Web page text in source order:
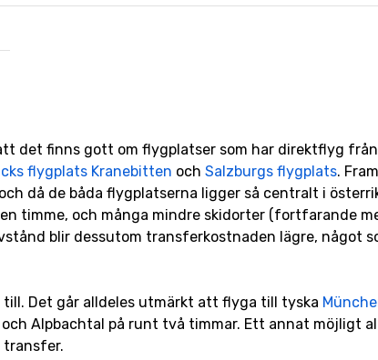
det finns gott om flygplatser som har direktflyg
flygplats Kranebitten och Salzburgs flygplats.
då de båda flygplatserna ligger så centralt i
timme, och många mindre skidorter (fortfarande
blir dessutom transferkostnaden lägre, något
Det går alldeles utmärkt att flyga till tyska
Alpbachtal på runt två timmar. Ett annat möjligt
transfer.